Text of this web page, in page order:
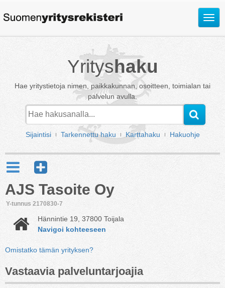
Avaa
Yrityshaku
Hae yritystietoja nimen, paikkakunnan, osoitteen, toimialan tai
palvelun avulla.
Sijaintisi Tarkennettu haku Karttahaku Hakuohje
AJS Tasoite Oy
Y-tunnus 2170830-7
Hännintie 19, 37800 Toijala
Navigoi kohteeseen
Omistatko tämän yrityksen?
Vastaavia palveluntarjoajia